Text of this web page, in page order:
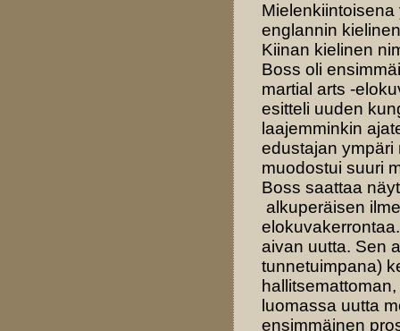
englannin
Kiinan kielinen
Boss oli
martial arts -
esitteli uuden
laajemminkin
edustajan ympäri
muodostui suuri
Boss saattaa
alkuperäisen
aivan uutta. Sen
tunnetuimpana)
luomassa uutta
ensimmäinen